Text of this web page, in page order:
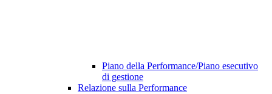
Piano della Performance/Piano esecutivo
di gestione
Relazione sulla Performance